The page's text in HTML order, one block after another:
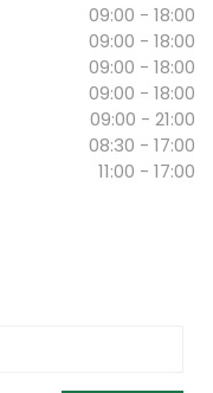
09:00 - 18:00
09:00 - 18:00
09:00 - 18:00
09:00 - 18:00
09:00 - 21:00
08:30 - 17:00
11:00 - 17:00